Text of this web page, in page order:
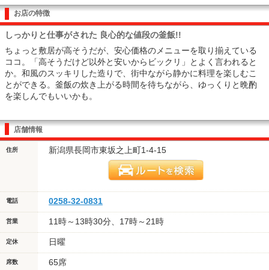
お店の特徴
しっかりと仕事がされた 良心的な値段の釜飯!!
ちょっと敷居が高そうだが、安心価格のメニューを取り揃えている
ココ。「高そうだけど以外と安いからビックリ」とよく言われると
か。和風のスッキリした造りで、街中ながら静かに料理を楽しむこ
とができる。釜飯の炊き上がる時間を待ちながら、ゆっくりと晩酌
を楽しんでもいいかも。
店舗情報
住所 新潟県長岡市東坂之上町1-4-15
電話 0258-32-0831
営業 11時～13時30分、17時～21時
定休 日曜
席数 65席